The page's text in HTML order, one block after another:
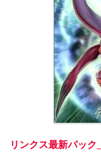
リンクス最新パック